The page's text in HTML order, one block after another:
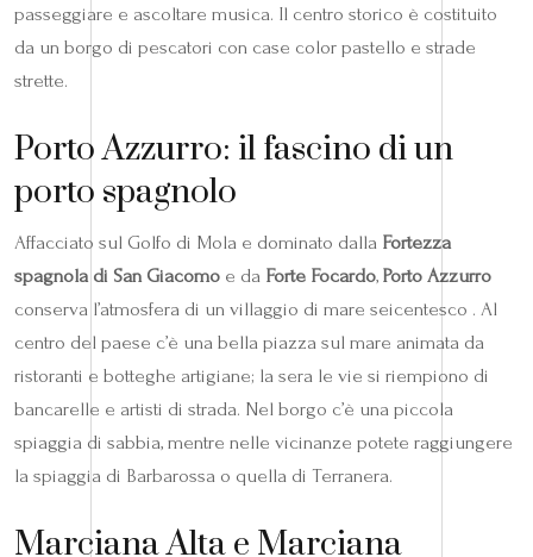
passeggiare e ascoltare musica. Il centro storico è costituito
da un borgo di pescatori con case color pastello e strade
strette.
Porto Azzurro: il fascino di un
porto spagnolo
Affacciato sul Golfo di Mola e dominato dalla Fortezza
spagnola di San Giacomo e da Forte Focardo, Porto Azzurro
conserva l’atmosfera di un villaggio di mare seicentesco . Al
centro del paese c’è una bella piazza sul mare animata da
ristoranti e botteghe artigiane; la sera le vie si riempiono di
bancarelle e artisti di strada. Nel borgo c’è una piccola
spiaggia di sabbia, mentre nelle vicinanze potete raggiungere
la spiaggia di Barbarossa o quella di Terranera.
Marciana Alta e Marciana